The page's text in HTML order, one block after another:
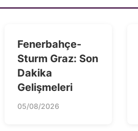
Fenerbahçe-
Sturm Graz: Son
Dakika
Gelişmeleri
05/08/2026